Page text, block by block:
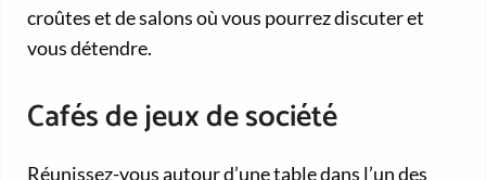
croûtes et de salons où vous pourrez discuter et
vous détendre.
Cafés de jeux de société
Réunissez-vous autour d’une table dans l’un des